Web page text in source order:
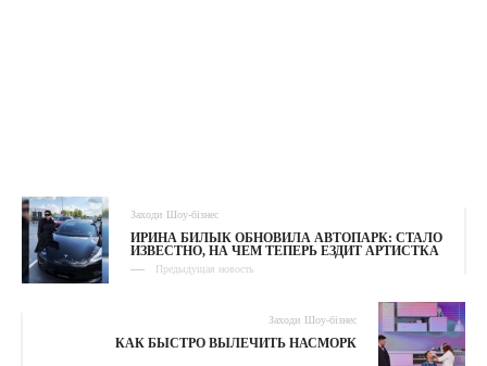
Заходи Шоу-бізнес
ИРИНА БИЛЫК ОБНОВИЛА АВТОПАРК: СТАЛО
ИЗВЕСТНО, НА ЧЕМ ТЕПЕРЬ ЕЗДИТ АРТИСТКА
Предыдущая новость
Заходи Шоу-бізнес
КАК БЫСТРО ВЫЛЕЧИТЬ НАСМОРК